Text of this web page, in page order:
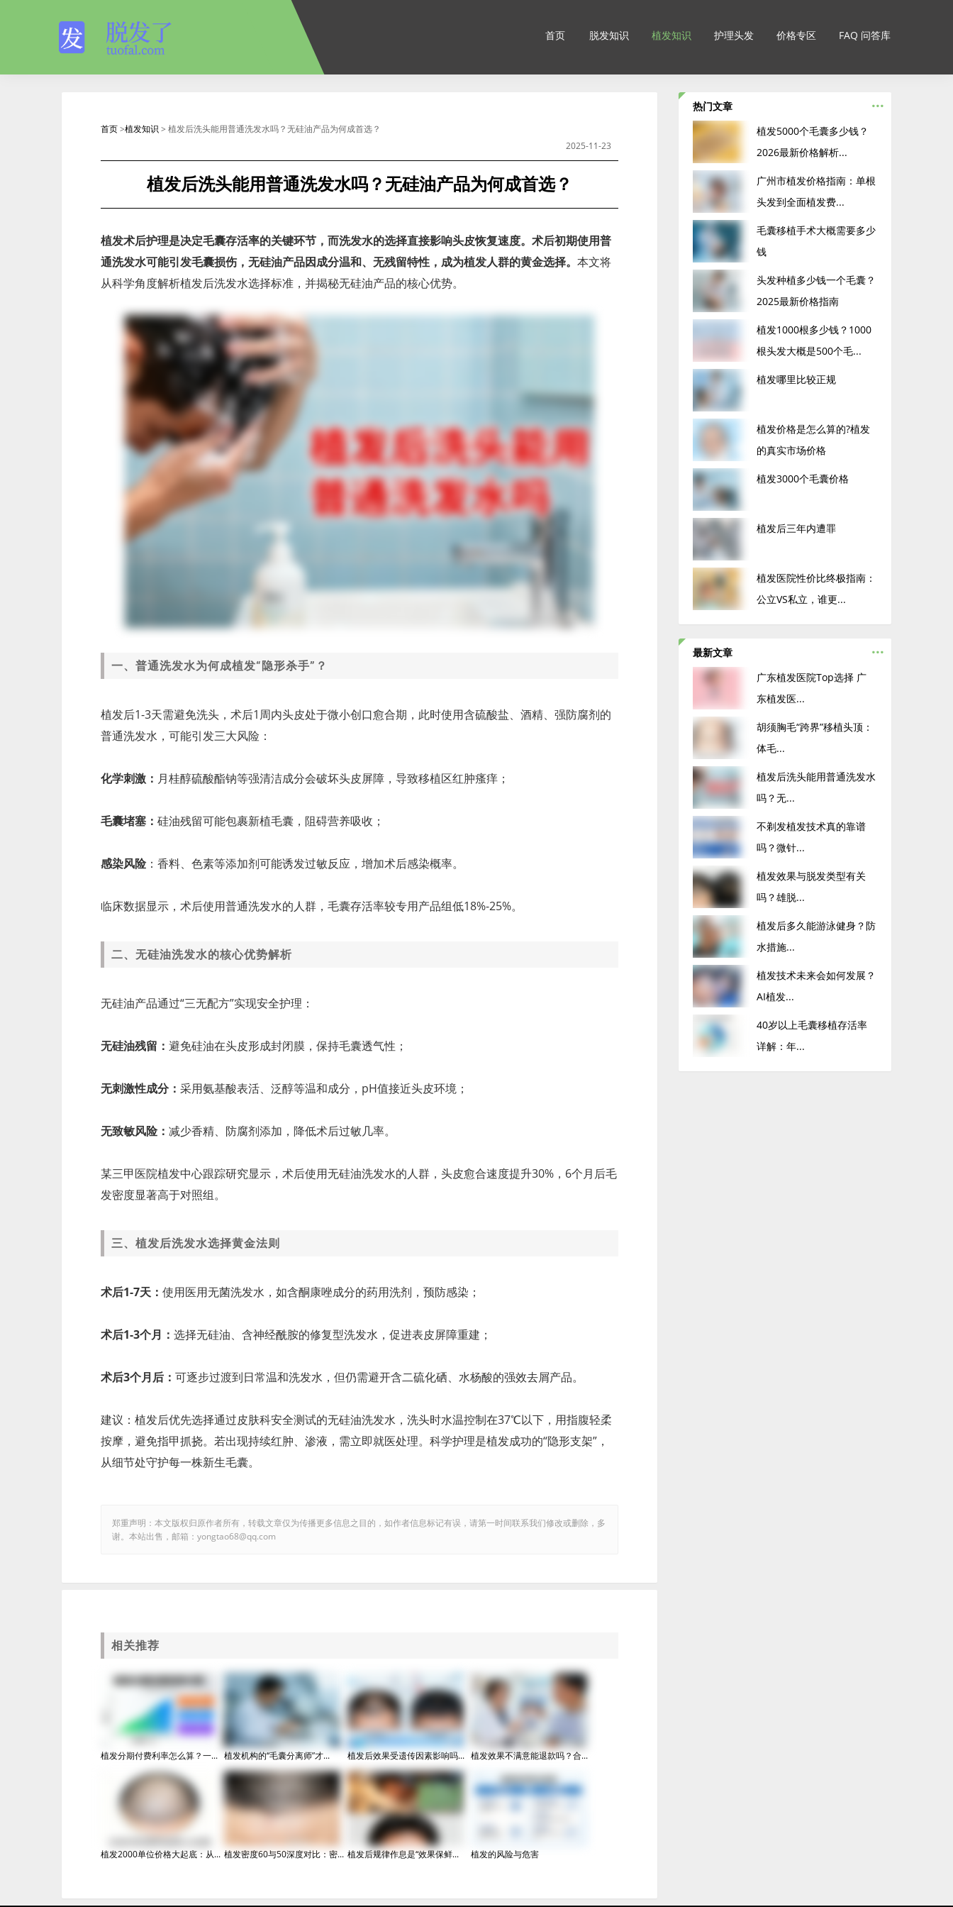
首页 脱发知识 植发知识 护理头发 价格专区 FAQ 问答库
首页>植发知识 > 植发后洗头能用普通洗发水吗？无硅油产品为何成首选？
2025-11-23
植发后洗头能用普通洗发水吗？无硅油产品为何成首选？
植发术后护理是决定毛囊存活率的关键环节，而洗发水的选择直接影响头皮恢复速度。术后初期使用普
通洗发水可能引发毛囊损伤，无硅油产品因成分温和、无残留特性，成为植发人群的黄金选择。 本文将
从科学角度解析植发后洗发水选择标准，并揭秘无硅油产品的核心优势。
一、普通洗发水为何成植发“隐形杀手”？
植发后1-3天需避免洗头，术后1周内头皮处于微小创口愈合期，此时使用含硫酸盐、酒精、强防腐剂的
普通洗发水，可能引发三大风险：
化学刺激： 月桂醇硫酸酯钠等强清洁成分会破坏头皮屏障，导致移植区红肿瘙痒；
毛囊堵塞： 硅油残留可能包裹新植毛囊，阻碍营养吸收；
感染风险：香料、色素等添加剂可能诱发过敏反应，增加术后感染概率。
临床数据显示，术后使用普通洗发水的人群，毛囊存活率较专用产品组低18%-25%。
二、无硅油洗发水的核心优势解析
无硅油产品通过“三无配方”实现安全护理：
无硅油残留： 避免硅油在头皮形成封闭膜，保持毛囊透气性；
无刺激性成分： 采用氨基酸表活、泛醇等温和成分，pH值接近头皮环境；
无致敏风险： 减少香精、防腐剂添加，降低术后过敏几率。
某三甲医院植发中心跟踪研究显示，术后使用无硅油洗发水的人群，头皮愈合速度提升30%，6个月后毛
发密度显著高于对照组。
三、植发后洗发水选择黄金法则
术后1-7天： 使用医用无菌洗发水，如含酮康唑成分的药用洗剂，预防感染；
术后1-3个月： 选择无硅油、含神经酰胺的修复型洗发水，促进表皮屏障重建；
术后3个月后： 可逐步过渡到日常温和洗发水，但仍需避开含二硫化硒、水杨酸的强效去屑产品。
建议：植发后优先选择通过皮肤科安全测试的无硅油洗发水，洗头时水温控制在37℃以下，用指腹轻柔
按摩，避免指甲抓挠。若出现持续红肿、渗液，需立即就医处理。科学护理是植发成功的“隐形支架”，
从细节处守护每一株新生毛囊。
郑重声明：本文版权归原作者所有，转载文章仅为传播更多信息之目的，如作者信息标记有误，请第一时间联系我们修改或删除，多
谢。本站出售，邮箱：yongtao68@qq.com
相关推荐
植发分期付费利率怎么算？一... 植发机构的“毛囊分离师”才... 植发后效果受遗传因素影响吗... 植发效果不满意能退款吗？合...
植发2000单位价格大起底：从... 植发密度60与50深度对比：密... 植发后规律作息是“效果保鲜... 植发的风险与危害
热门文章 ...
‌植发5000个毛囊多少钱？
2026最新价格解析...
广州市植发价格指南：单根
头发到全面植发费...
毛囊移植手术大概需要多少
钱
头发种植多少钱一个毛囊？
2025最新价格指南
植发1000根多少钱？1000
根头发大概是500个毛...
植发哪里比较正规
植发价格是怎么算的?植发
的真实市场价格
植发3000个毛囊价格
植发后三年内遭罪
植发医院性价比终极指南：
公立VS私立，谁更...
最新文章 ...
广东植发医院Top选择 广
东植发医...
胡须胸毛“跨界”移植头顶：
体毛...
植发后洗头能用普通洗发水
吗？无...
不剃发植发技术真的靠谱
吗？微针...
植发效果与脱发类型有关
吗？雄脱...
植发后多久能游泳健身？防
水措施...
植发技术未来会如何发展？
AI植发...
40岁以上毛囊移植存活率
详解：年...